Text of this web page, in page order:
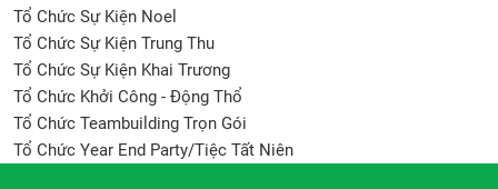
Tổ Chức Sự Kiện Noel
Tổ Chức Sự Kiện Trung Thu
Tổ Chức Sự Kiện Khai Trương
Tổ Chức Khởi Công - Động Thổ
Tổ Chức Teambuilding Trọn Gói
Tổ Chức Year End Party/Tiệc Tất Niên